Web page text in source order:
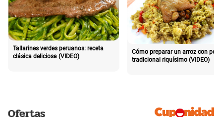
Tallarines verdes peruanos: receta
clásica deliciosa (VIDEO)
Cómo preparar un arroz con pollo
tradicional riquísimo (VIDEO)
Ofertas